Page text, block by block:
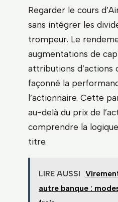
Regarder le cours
sans intégrer les
trompeur. Le
augmentations de
attributions
façonné la
l’actionnaire. Cette
au-delà du prix de
comprendre la
titre.
LIRE AUSSI
autre banque :